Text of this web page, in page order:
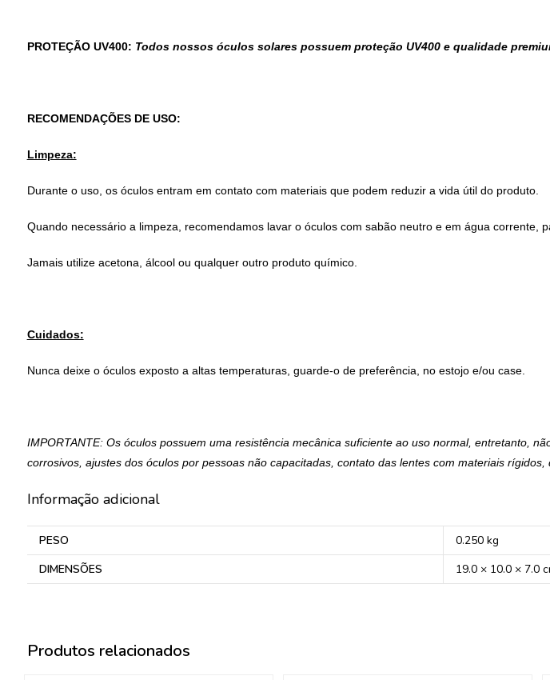
PROTEÇÃO UV400: Todos nossos óculos solares possuem proteção UV400 e qualidade
RECOMENDAÇÕES DE USO:
Limpeza:
Durante o uso, os óculos entram em contato com materiais que podem reduzir a vida útil do produto.
Quando necessário a limpeza, recomendamos lavar o óculos com sabão neutro e em água corrente,
Jamais utilize acetona, álcool ou qualquer outro produto químico.
Cuidados:
Nunca deixe o óculos exposto a altas temperaturas, guarde-o de preferência, no estojo e/ou case.
IMPORTANTE: Os óculos possuem uma resistência mecânica suficiente ao uso normal, entretanto,
corrosivos, ajustes dos óculos por pessoas não capacitadas, contato das lentes com materiais rígidos,
Informação adicional
PESO
0.250 kg
DIMENSÕES
19.0 × 10.0 × 7.0
Produtos relacionados